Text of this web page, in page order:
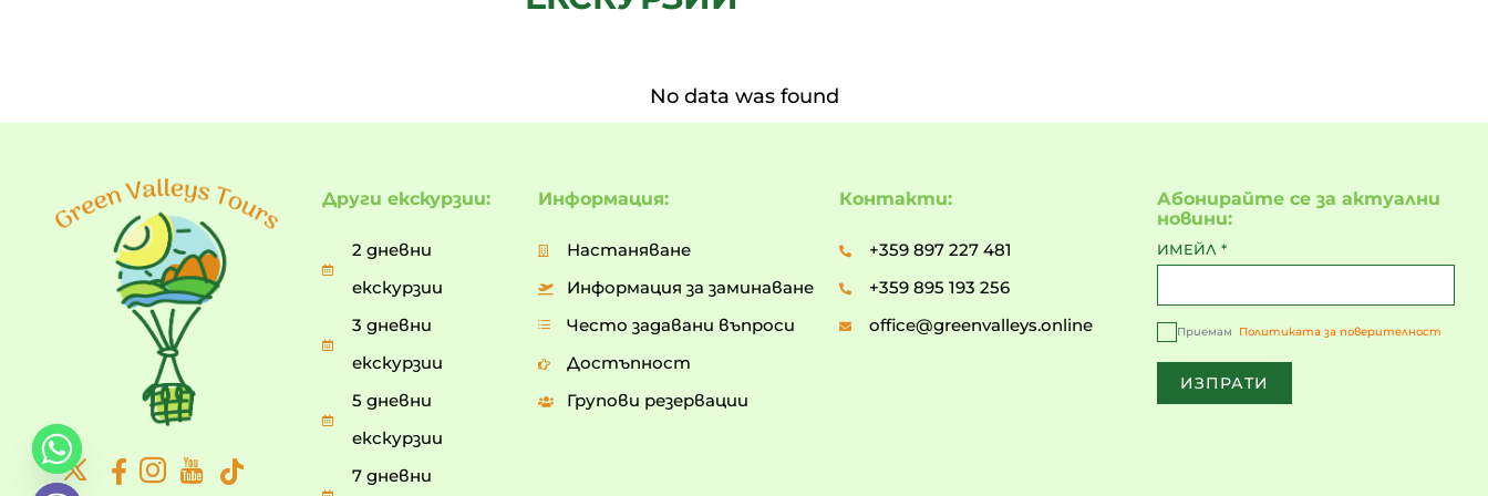
No data was found
Други екскурзии:
2 дневни
екскурзии
3 дневни
екскурзии
5 дневни
екскурзии
7 дневни
Информация:
Настаняване
Информация за заминаване
Често задавани въпроси
Достъпност
Групови резервации
Контакти:
+359 897 227 481
+359 895 193 256
office@greenvalleys.online
Абонирайте се за актуални
новини:
ИМЕЙЛ*
Приемам Политиката за поверителност
ИЗПРАТИ